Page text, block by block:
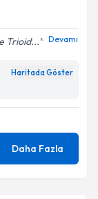
Trioid... Devamı
Haritada Göster
Daha Fazla